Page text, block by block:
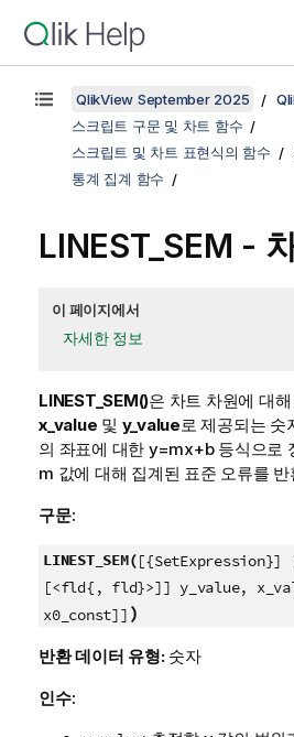
QlikView September 2025
스크립트 구문 및 차트 함수
스크립트 및 차트 표현식의 함수
통계 집계 함수
LINEST_SEM -
이 페이지에서
자세한 정보
LINEST_SEM()은 차트 차원에 대
x_value 및 y_value로 제공되는 숫
의 좌표에 대한 y=mx+b등식으로
m 값에 대해 집계된 표준 오류를
구문:
LINEST_SEM([{SetExpression}]
[<fld{, fld}>]] y_value,
x0_const]] )
반환 데이터 유형: 숫자
인수: